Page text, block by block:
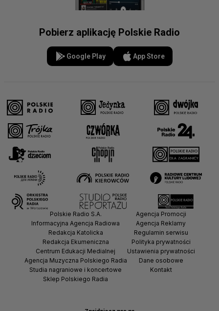
Pobierz aplikację Polskie Radio
Google Play App Store
Polskie Radio S.A.
Informacyjna Agencja Radiowa
Redakcja Katolicka
Redakcja Ekumeniczna
Centrum Edukacji Medialnej
Agencja Muzyczna Polskiego Radia
Studia nagraniowe i koncertowe
Sklep Polskiego Radia
Agencja Promocji
Agencja Reklamy
Regulamin serwisu
Polityka prywatności
Ustawienia prywatności
Dane osobowe
Kontakt